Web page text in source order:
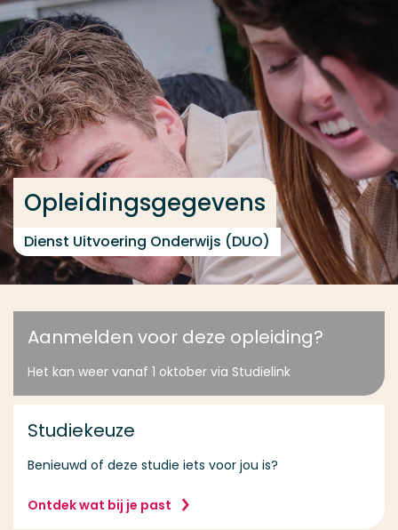
Ga direct naar de content
... > Opleidingsgegevens
Opleidingsgegevens
Dienst Uitvoering Onderwijs (DUO)
Aanmelden voor deze opleiding?
Het kan weer vanaf 1 oktober via Studielink
Studiekeuze
Benieuwd of deze studie iets voor jou is?
Ontdek wat bij je past
Veel gezocht
Opleiding
Contact